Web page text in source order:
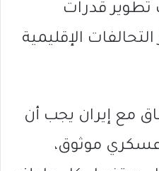
تطوير قدرات
الإقليمية
مع إيران يجب أن
عسكري موثوق،